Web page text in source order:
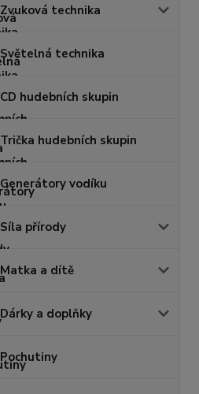
Zvuková technika
Světelná technika
CD hudebních skupin
Trička hudebních skupin
Generátory vodíku
Síla přírody
Matka a dítě
Dárky a doplňky
Pochutiny